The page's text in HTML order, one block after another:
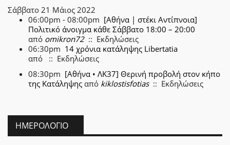
Σάββατο 21 Μάιος 2022
06:00pm - 08:00pm [Αθήνα | στέκι Αντίπνοια]
Πολιτικό άνοιγμα κάθε Σάββατο 18:00 – 20:00
από omikron72:: Εκδηλώσεις
06:30pm 14 χρόνια κατάληψης Libertatia
από
:: Εκδηλώσεις
08:30pm [Αθήνα • ΛΚ37] Θερινή προβολή στον κήπο
της Κατάληψης από kiklostisfotias:: Εκδηλώσεις
ΗΜΕΡΟΛΌΓΙΟ